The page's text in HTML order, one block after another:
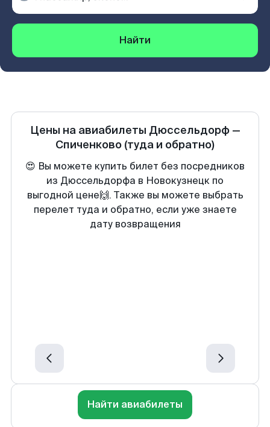
Найти
Цены на авиабилеты Дюссельдорф—
Спиченково (туда и обратно)
😍 Вы можете купить билет без посредников
из Дюссельдорфа в Новокузнецк по
выгодной цене🙌. Также вы можете выбрать
перелет туда и обратно, если уже знаете
дату возвращения
Найти авиабилеты